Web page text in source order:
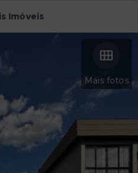
Imóveis
Mais fotos